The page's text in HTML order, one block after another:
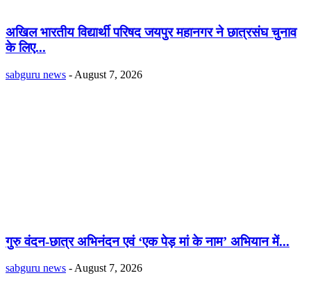
अखिल भारतीय विद्यार्थी परिषद जयपुर महानगर ने छात्रसंघ चुनाव
के लिए...
sabguru news - August 7, 2026
गुरु वंदन-छात्र अभिनंदन एवं ‘एक पेड़ मां के नाम’ अभियान में...
sabguru news - August 7, 2026